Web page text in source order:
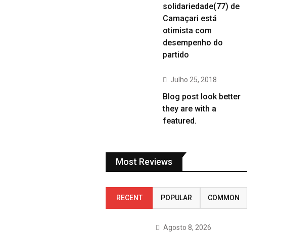
solidariedade(77) de
Camaçari está
otimista com
desempenho do
partido
Julho 25, 2018
Blog post look better
they are with a
featured.
Most Reviews
RECENT POPULAR COMMON
Agosto 8, 2026